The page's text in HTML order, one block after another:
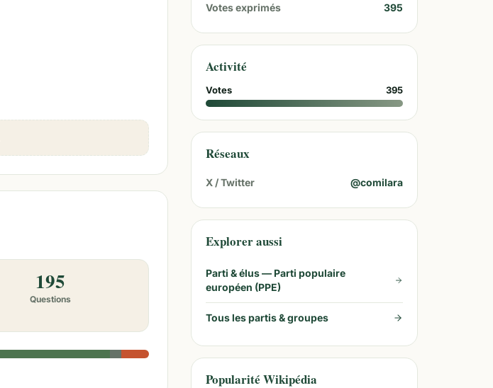
195
Questions
Votes exprimés 395
Activité
Votes 395
Réseaux
X / Twitter @comilara
Explorer aussi
Parti & élus — Parti populaire
européen (PPE)
Tous les partis & groupes
Popularité Wikipédia